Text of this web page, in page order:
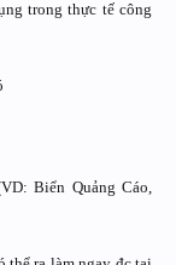
trong thực tế công
Biển Quảng Cáo,